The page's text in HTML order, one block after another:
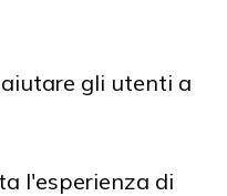
gli utenti a
l'esperienza di